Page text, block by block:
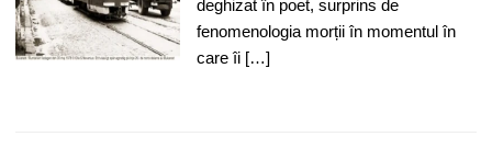
deghizat în poet, surprins de
fenomenologia morții în momentul în
care îi […]